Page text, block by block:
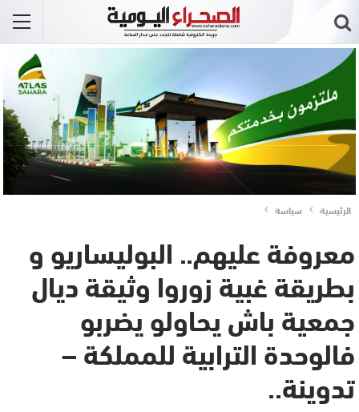
الرئيسية سياسة
معروفة عليهم.. البوليساريو و
بطريقة غبية زوروا وثيقة ديال
جمعية باش يحاولو يضربو
فالوحدة الترابية للمملكة –
تدوينة..